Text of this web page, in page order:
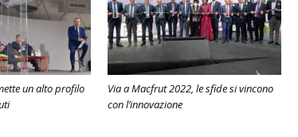
un alto profilo
Via a Macfrut 2022, le sfide si vincono
con l’innovazione